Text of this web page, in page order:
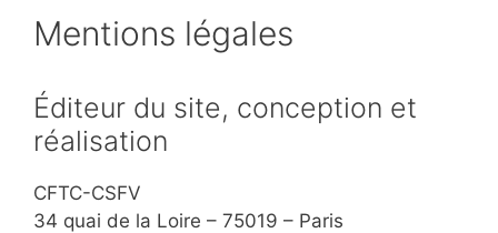
Mentions légales
Éditeur du site, conception et
réalisation
CFTC-CSFV
34 quai de la Loire – 75019 – Paris